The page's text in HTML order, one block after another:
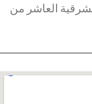
العاشر من